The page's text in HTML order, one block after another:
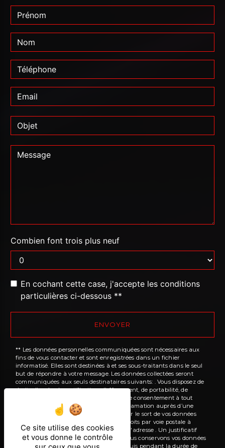
Combien font trois plus neuf
En cochant cette case, j'accepte les conditions
particulières ci-dessous **
ENVOYER
** Les données personnelles communiquées sont nécessaires aux
fins de vous contacter et sont enregistrées dans un fichier
informatisé. Elles sont destinées à et ses sous-traitants dans le seul
but de répondre à votre message. Les données collectées seront
communiquées aux seuls destinataires suivants: . Vous disposez de
droits d’accès, de rectification, d’effacement, de portabilité, de
limitation, d’opposition, de retrait de votre consentement à tout
moment et du droit d’introduire une réclamation auprès d’une
autorité de contrôle, ainsi que d’organiser le sort de vos données
post-mortem. Vous pouvez exercer ces droits par voie postale à
l'adresse ou par courrier électronique à l'adresse . Un justificatif
d'identité pourra vous être demandé. Nous conservons vos données
pendant la période de prise de contact puis pendant la durée de
Ce site utilise des cookies
et vous donne le contrôle